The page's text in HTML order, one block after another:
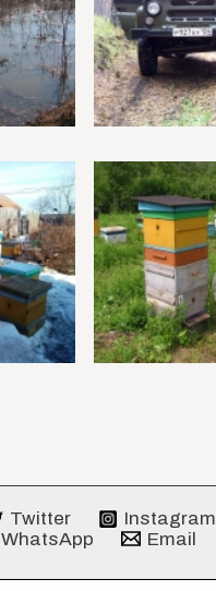
Twitter Instagram
WhatsApp Email